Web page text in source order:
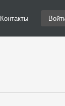
Контакты